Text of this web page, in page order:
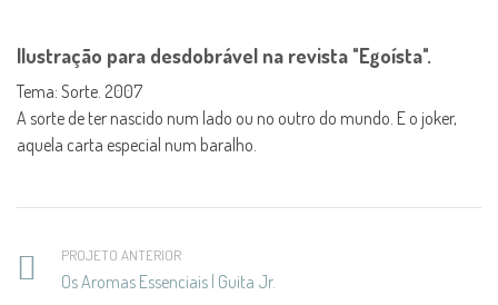
Ilustração para desdobrável na revista "Egoísta".
Tema: Sorte. 2007
A sorte de ter nascido num lado ou no outro do mundo. E o joker,
aquela carta especial num baralho.
PROJETO ANTERIOR
Os Aromas Essenciais | Guita Jr.